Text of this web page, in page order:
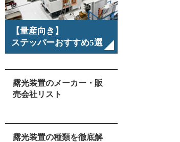
【量産向き】
ステッパーおすすめ5選
露光装置のメーカー・販
売会社リスト
露光装置の種類を徹底解